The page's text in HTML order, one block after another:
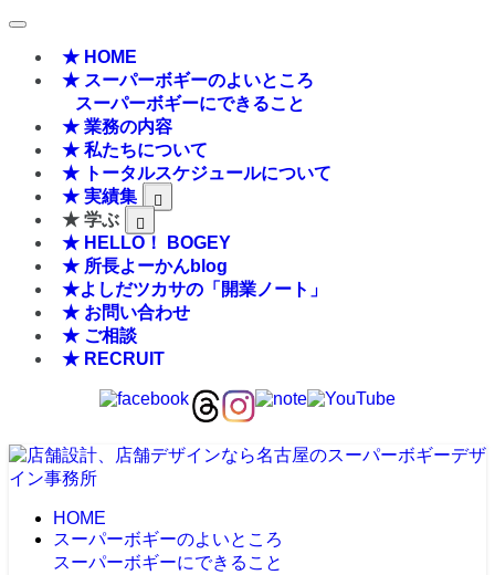
★ HOME
★ スーパーボギーのよいところ
スーパーボギーにできること
★ 業務の内容
★ 私たちについて
★ トータルスケジュールについて
★ 実績集
★ 学ぶ
★ HELLO！ BOGEY
★ 所長よーかんblog
★よしだツカサの「開業ノート」
★ お問い合わせ
★ ご相談
★ RECRUIT
HOME
スーパーボギーのよいところ
スーパーボギーにできること